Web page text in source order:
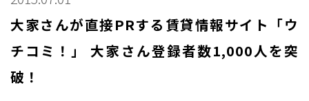
大家さんが直接PRする賃貸情報サイト「ウ
チコミ！」 大家さん登録者数1,000人を突
破！